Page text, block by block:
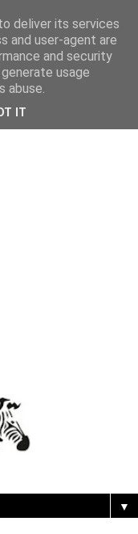
▼
deliver its services
and user-agent are
and security
usage
abuse.
IT